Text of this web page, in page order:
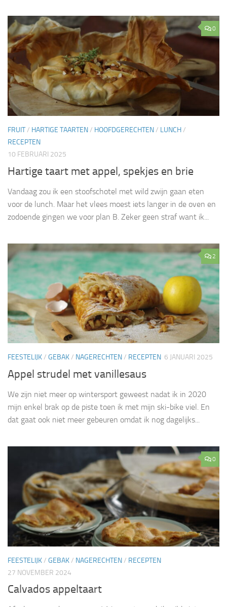
0
FRUIT/ HARTIGE TAARTEN/ HOOFDGERECHTEN/ LUNCH/
RECEPTEN
10 FEBRUARI 2025
Hartige taart met appel, spekjes en brie
Vandaag zou ik een stoofschotel met wild zwijn gaan eten
voor de lunch. Maar het vlees moest iets langer in de oven en
zodoende gingen we voor plan B. Zeker geen straf want ik...
2
FEESTELIJK/ GEBAK/ NAGERECHTEN/ RECEPTEN 6 JANUARI 2025
Appel strudel met vanillesaus
We zijn niet meer op wintersport geweest nadat ik in 2020
mijn enkel brak op de piste toen ik met mijn ski-bike viel. En
dat gaat ook niet meer gebeuren omdat ik nog dagelijks...
0
FEESTELIJK/ GEBAK/ NAGERECHTEN/ RECEPTEN
27 NOVEMBER 2024
Calvados appeltaart